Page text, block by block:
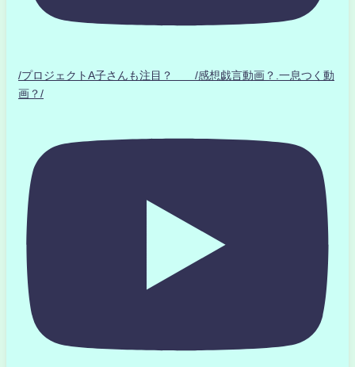
/プロジェクトA子さんも注目？ /感想戯言動画？.一息つく動
画？/